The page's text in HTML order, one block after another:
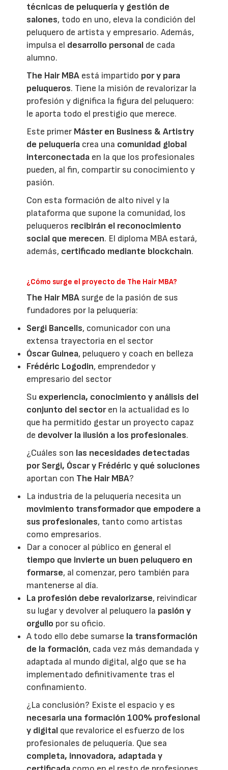
técnicas de peluquería y gestión de
salones, todo en uno, eleva la condición del
peluquero de artista y empresario. Además,
impulsa el desarrollo personal de cada
alumno.
The Hair MBA está impartido por y para
peluqueros. Tiene la misión de revalorizar la
profesión y dignifica la figura del peluquero:
le aporta todo el prestigio que merece.
Este primer Máster en Business & Artistry
de peluquería crea una comunidad global
interconectada en la que los profesionales
pueden, al fin, compartir su conocimiento y
pasión.
Con esta formación de alto nivel y la
plataforma que supone la comunidad, los
peluqueros recibirán el reconocimiento
social que merecen. El diploma MBA estará,
además, certificado mediante blockchain.
¿Cómo surge el proyecto de The Hair MBA?
The Hair MBA surge de la pasión de sus
fundadores por la peluquería:
Sergi Bancells, comunicador con una
extensa trayectoria en el sector
Óscar Guinea, peluquero y coach en belleza
Frédéric Logodin, emprendedor y
empresario del sector
Su experiencia, conocimiento y análisis del
conjunto del sectoren la actualidad es lo
que ha permitido gestar un proyecto capaz
de devolver la ilusión a los profesionales.
¿Cuáles son las necesidades detectadas
por Sergi, Óscar y Frédéric y qué soluciones
aportan con The Hair MBA?
La industria de la peluquería necesita un
movimiento transformador que empodere a
sus profesionales, tanto como artistas
como empresarios.
Dar a conocer al público en general el
tiempo que invierte un buen peluquero en
formarse, al comenzar, pero también para
mantenerse al día.
La profesión debe revalorizarse, reivindicar
su lugar y devolver al peluquero la pasión y
orgullo por su oficio.
A todo ello debe sumarse la transformación
de la formación, cada vez más demandada y
adaptada al mundo digital, algo que se ha
implementado definitivamente tras el
confinamiento.
¿La conclusión? Existe el espacio y es
necesaria una formación 100% profesional
y digital que revalorice el esfuerzo de los
profesionales de peluquería. Que sea
completa, innovadora, adaptada y